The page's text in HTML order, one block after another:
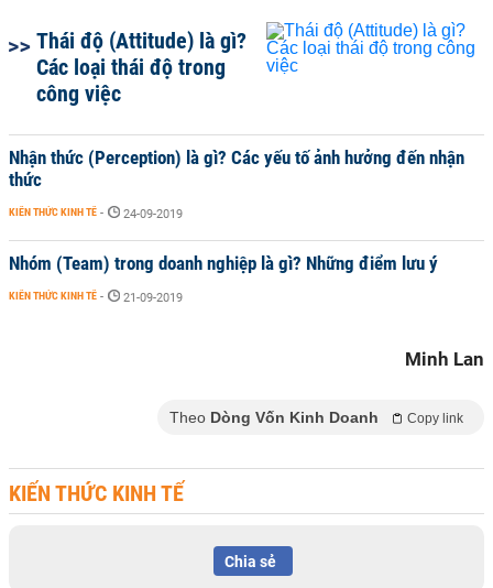
Thái độ (Attitude) là gì?
Các loại thái độ trong
công việc
Nhận thức (Perception) là gì? Các yếu tố ảnh hưởng đến nhận
thức
KIẾN THỨC KINH TẾ - 24-09-2019
Nhóm (Team) trong doanh nghiệp là gì? Những điểm lưu ý
KIẾN THỨC KINH TẾ - 21-09-2019
Minh Lan
Theo Dòng Vốn Kinh Doanh Copy link
KIẾN THỨC KINH TẾ
Chia sẻ